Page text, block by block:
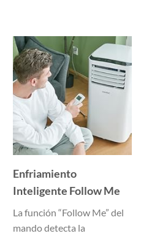
Enfriamiento
Inteligente Follow Me
La función “Follow Me” del
mando detecta la